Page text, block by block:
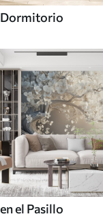
Dormitorio
en el Pasillo